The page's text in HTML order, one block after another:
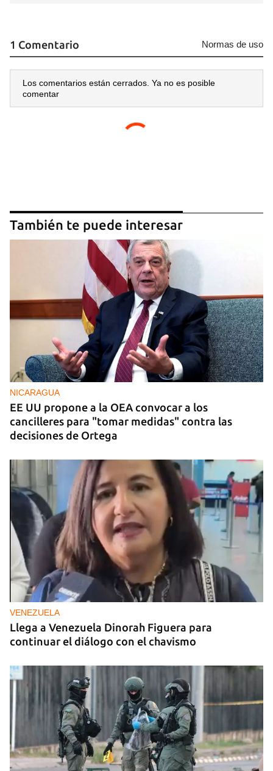
1 Comentario Normas de uso
Los comentarios están cerrados. Ya no es posible
comentar
También te puede interesar
NICARAGUA
EE UU propone a la OEA convocar a los
cancilleres para "tomar medidas" contra las
decisiones de Ortega
VENEZUELA
Llega a Venezuela Dinorah Figuera para
continuar el diálogo con el chavismo